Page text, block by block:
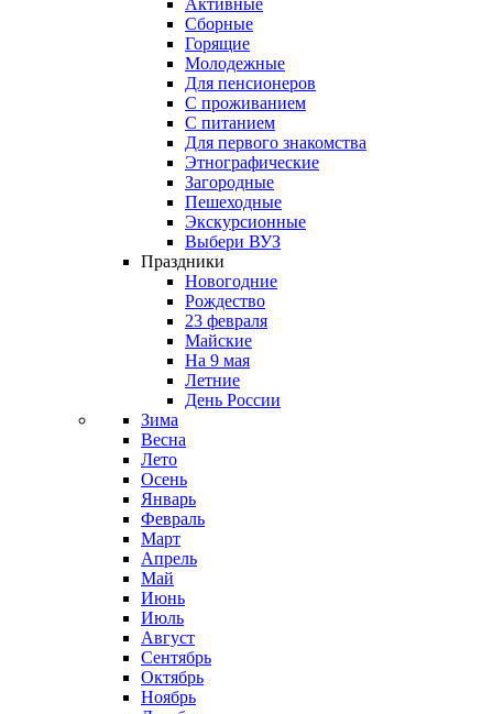
Активные
Сборные
Горящие
Молодежные
Для пенсионеров
С проживанием
С питанием
Для первого знакомства
Этнографические
Загородные
Пешеходные
Экскурсионные
Выбери ВУЗ
Праздники
Новогодние
Рождество
23 февраля
Майские
На 9 мая
Летние
День России
Зима
Весна
Лето
Осень
Январь
Февраль
Март
Апрель
Май
Июнь
Июль
Август
Сентябрь
Октябрь
Ноябрь